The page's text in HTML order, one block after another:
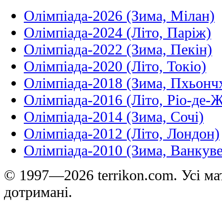
Олімпіада-2026 (Зима, Мілан)
Олімпіада-2024 (Літо, Паріж)
Олімпіада-2022 (Зима, Пекін)
Олімпіада-2020 (Літо, Токіо)
Олімпіада-2018 (Зима,
Олімпіада-2016 (Літо, Ріо-де-
Олімпіада-2014 (Зима, Сочі)
Олімпіада-2012 (Літо, Лондон)
Олімпіада-2010 (Зима,
© 1997—2026 terrikon.com. Усі
дотримані.